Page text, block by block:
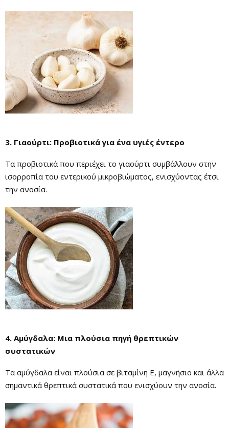
3. Γιαούρτι: Προβιοτικά για ένα υγιές έντερο
Τα προβιοτικά που περιέχει το γιαούρτι συμβάλλουν στην
ισορροπία του εντερικού μικροβιώματος, ενισχύοντας έτσι
την ανοσία.
4. Αμύγδαλα: Μια πλούσια πηγή θρεπτικών
συστατικών
Τα αμύγδαλα είναι πλούσια σε βιταμίνη Ε, μαγνήσιο και άλλα
σημαντικά θρεπτικά συστατικά που ενισχύουν την ανοσία.